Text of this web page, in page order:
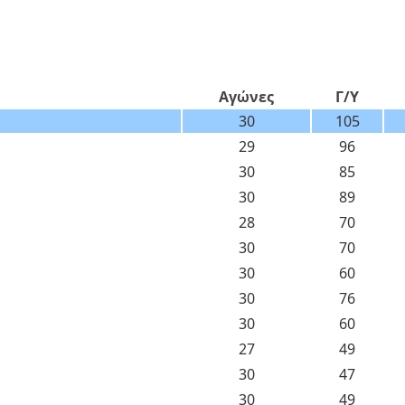
Αγώνες
Γ/Υ
30
105
29
96
30
85
30
89
28
70
30
70
30
60
30
76
30
60
27
49
30
47
30
49